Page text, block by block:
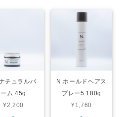
チュラルバ
ーム 45g
¥2,200
N.ホールドヘアス
プレー5 180g
¥1,760